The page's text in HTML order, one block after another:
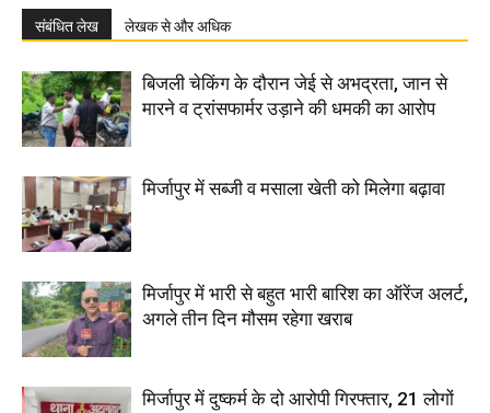
संबंधित लेख लेखक से और अधिक
बिजली चेकिंग के दौरान जेई से अभद्रता, जान से
मारने व ट्रांसफार्मर उड़ाने की धमकी का आरोप
मिर्जापुर में सब्जी व मसाला खेती को मिलेगा बढ़ावा
मिर्जापुर में भारी से बहुत भारी बारिश का ऑरेंज अलर्ट,
अगले तीन दिन मौसम रहेगा खराब
मिर्जापुर में दुष्कर्म के दो आरोपी गिरफ्तार, 21 लोगों